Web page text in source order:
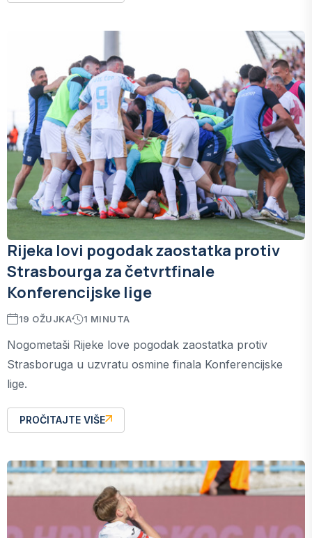
Rijeka lovi pogodak zaostatka protiv
Strasbourga za četvrtfinale
Konferencijske lige
19 OŽUJKA 1 MINUTA
Nogometaši Rijeke love pogodak zaostatka protiv
Strasboruga u uzvratu osmine finala Konferencijske
lige.
PROČITAJTE VIŠE